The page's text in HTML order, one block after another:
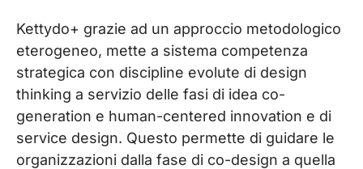
Kettydo+ grazie ad un approccio metodologico
eterogeneo, mette a sistema competenza
strategica con discipline evolute di design
thinking a servizio delle fasi di idea co-
generation e human-centered innovation e di
service design. Questo permette di guidare le
organizzazioni dalla fase di co-design a quella